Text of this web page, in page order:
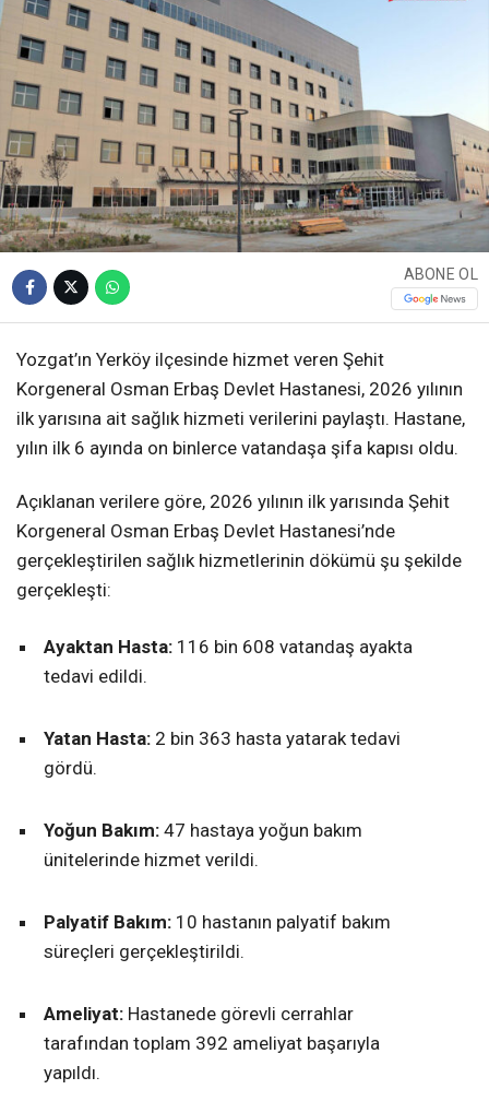
ABONE OL
Yozgat’ın Yerköy ilçesinde hizmet veren Şehit
Korgeneral Osman Erbaş Devlet Hastanesi, 2026 yılının
ilk yarısına ait sağlık hizmeti verilerini paylaştı. Hastane,
yılın ilk 6 ayında on binlerce vatandaşa şifa kapısı oldu.
Açıklanan verilere göre, 2026 yılının ilk yarısında Şehit
Korgeneral Osman Erbaş Devlet Hastanesi’nde
gerçekleştirilen sağlık hizmetlerinin dökümü şu şekilde
gerçekleşti:
Ayaktan Hasta: 116 bin 608 vatandaş ayakta
tedavi edildi.
Yatan Hasta: 2 bin 363 hasta yatarak tedavi
gördü.
Yoğun Bakım: 47 hastaya yoğun bakım
ünitelerinde hizmet verildi.
Palyatif Bakım: 10 hastanın palyatif bakım
süreçleri gerçekleştirildi.
Ameliyat: Hastanede görevli cerrahlar
tarafından toplam 392 ameliyat başarıyla
yapıldı.